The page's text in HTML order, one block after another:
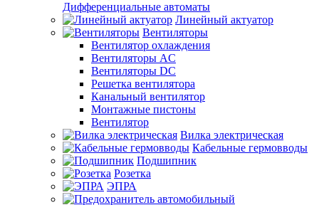
Дифференциальные автоматы
Линейный актуатор
Вентиляторы
Вентилятор охлаждения
Вентиляторы AC
Вентиляторы DC
Решетка вентилятора
Канальный вентилятор
Монтажные пистоны
Вентилятор
Вилка электрическая
Кабельные гермовводы
Подшипник
Розетка
ЭПРА